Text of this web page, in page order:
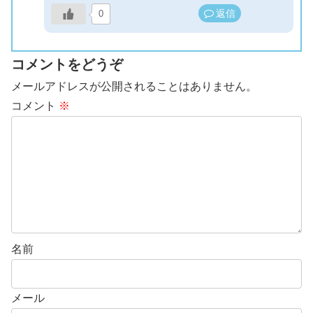
0 返信
コメントをどうぞ
メールアドレスが公開されることはありません。
コメント ※
名前
メール